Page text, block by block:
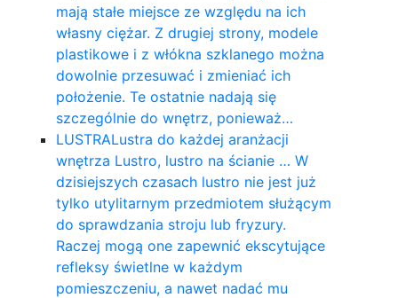
mają stałe miejsce ze względu na ich
własny ciężar. Z drugiej strony, modele
plastikowe i z włókna szklanego można
dowolnie przesuwać i zmieniać ich
położenie. Te ostatnie nadają się
szczególnie do wnętrz, ponieważ…
LUSTRALustra do każdej aranżacji
wnętrza Lustro, lustro na ścianie … W
dzisiejszych czasach lustro nie jest już
tylko utylitarnym przedmiotem służącym
do sprawdzania stroju lub fryzury.
Raczej mogą one zapewnić ekscytujące
refleksy świetlne w każdym
pomieszczeniu, a nawet nadać mu